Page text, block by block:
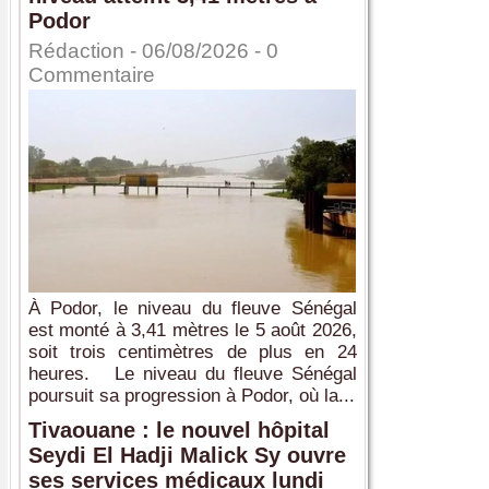
Podor
Rédaction - 06/08/2026 - 0
Commentaire
À Podor, le niveau du fleuve Sénégal
est monté à 3,41 mètres le 5 août 2026,
soit trois centimètres de plus en 24
heures. Le niveau du fleuve Sénégal
poursuit sa progression à Podor, où la...
Tivaouane : le nouvel hôpital
Seydi El Hadji Malick Sy ouvre
ses services médicaux lundi